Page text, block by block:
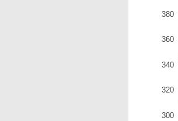
300
320
340
360
380